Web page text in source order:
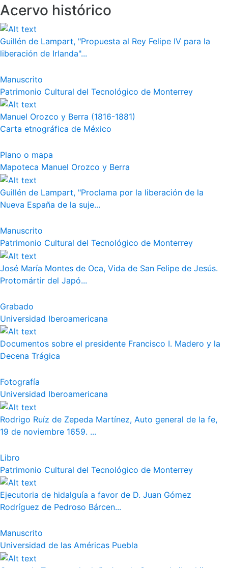
Acervo histórico
Guillén de Lampart, "Propuesta al Rey Felipe IV para la
liberación de Irlanda"...
Manuscrito
Patrimonio Cultural del Tecnológico de Monterrey
Manuel Orozco y Berra (1816-1881)
Carta etnográfica de México
Plano o mapa
Mapoteca Manuel Orozco y Berra
Guillén de Lampart, "Proclama por la liberación de la
Nueva España de la suje...
Manuscrito
Patrimonio Cultural del Tecnológico de Monterrey
José María Montes de Oca, Vida de San Felipe de Jesús.
Protomártir del Japó...
Grabado
Universidad Iberoamericana
Documentos sobre el presidente Francisco I. Madero y la
Decena Trágica
Fotografía
Universidad Iberoamericana
Rodrigo Ruíz de Zepeda Martínez, Auto general de la fe,
19 de noviembre 1659. ...
Libro
Patrimonio Cultural del Tecnológico de Monterrey
Ejecutoria de hidalguía a favor de D. Juan Gómez
Rodríguez de Pedroso Bárcen...
Manuscrito
Universidad de las Américas Puebla